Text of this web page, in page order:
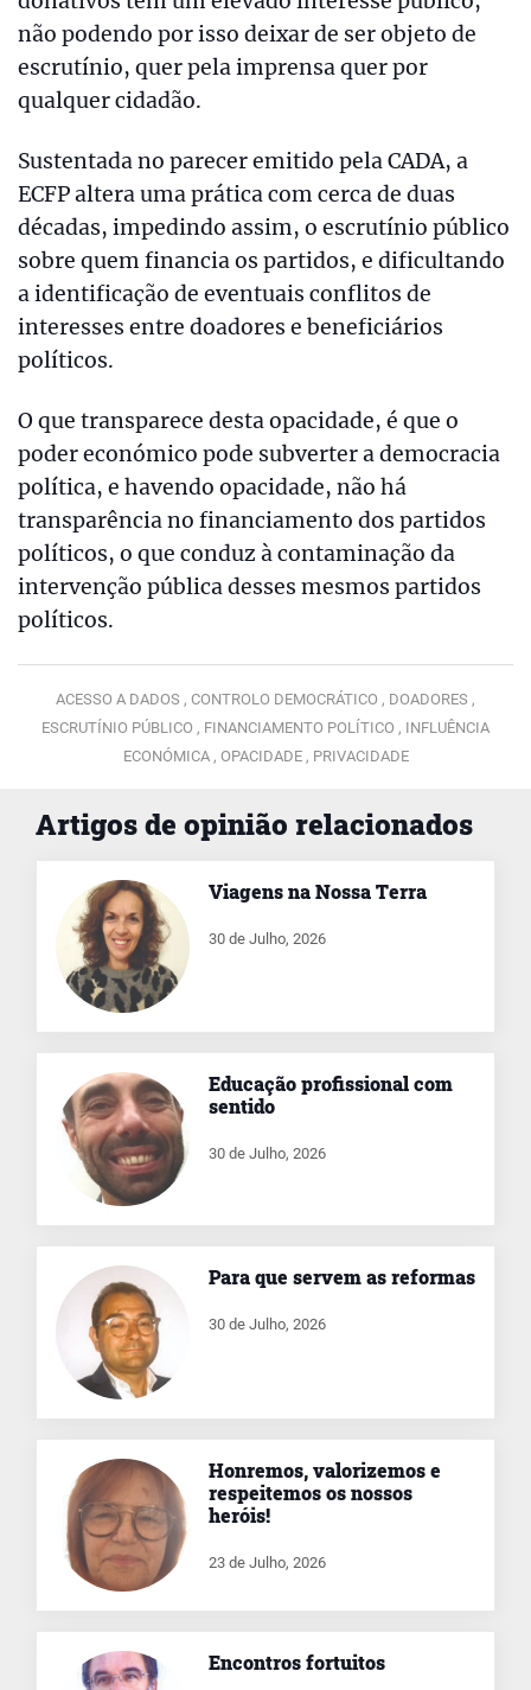
não podendo por isso deixar de ser objeto de
escrutínio, quer pela imprensa quer por
qualquer cidadão.
Sustentada no parecer emitido pela CADA, a
ECFP altera uma prática com cerca de duas
décadas, impedindo assim, o escrutínio público
sobre quem financia os partidos, e dificultando
a identificação de eventuais conflitos de
interesses entre doadores e beneficiários
políticos.
O que transparece desta opacidade, é que o
poder económico pode subverter a democracia
política, e havendo opacidade, não há
transparência no financiamento dos partidos
políticos, o que conduz à contaminação da
intervenção pública desses mesmos partidos
políticos.
ACESSO A DADOS , CONTROLO DEMOCRÁTICO , DOADORES ,
ESCRUTÍNIO PÚBLICO , FINANCIAMENTO POLÍTICO , INFLUÊNCIA
ECONÓMICA , OPACIDADE , PRIVACIDADE
Artigos de opinião relacionados
Viagens na Nossa Terra
30 de Julho, 2026
Educação profissional com
sentido
30 de Julho, 2026
Para que servem as reformas
30 de Julho, 2026
Honremos, valorizemos e
respeitemos os nossos
heróis!
23 de Julho, 2026
Encontros fortuitos